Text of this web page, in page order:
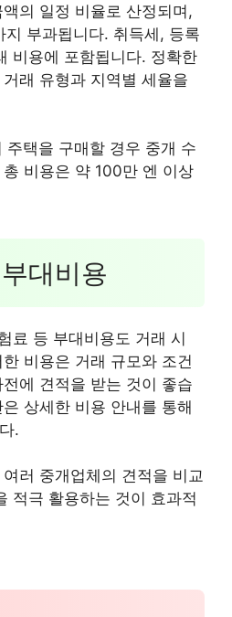
의 일정 비율로 산정되며,
부과됩니다. 취득세, 등록
비용에 포함됩니다. 정확한
래 유형과 지역별 세율을
택을 구매할 경우 중개 수
비용은 약 100만 엔 이상
대비용
료 등 부대비용도 거래 시
비용은 거래 규모와 조건
에 견적을 받는 것이 좋습
상세한 비용 안내를 통해
.
러 중개업체의 견적을 비교
적극 활용하는 것이 효과적